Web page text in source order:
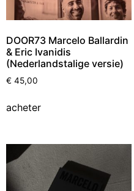
DOOR73 Marcelo Ballardin
& Eric Ivanidis
(Nederlandstalige versie)
€ 45,00
acheter